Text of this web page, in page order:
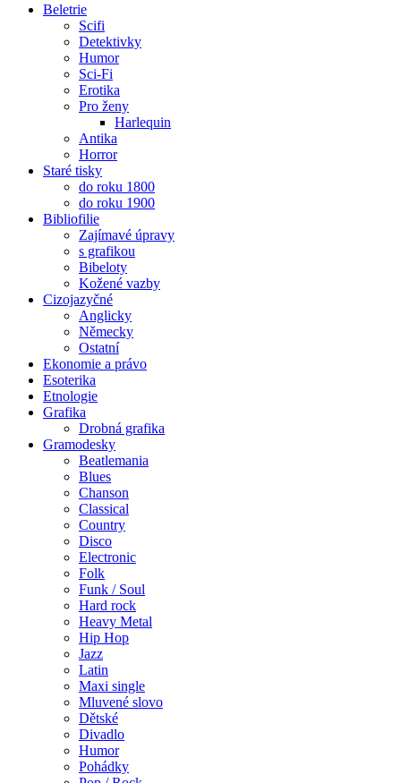
Beletrie
Scifi
Detektivky
Humor
Sci-Fi
Erotika
Pro ženy
Harlequin
Antika
Horror
Staré tisky
do roku 1800
do roku 1900
Bibliofilie
Zajímavé úpravy
s grafikou
Bibeloty
Kožené vazby
Cizojazyčné
Anglicky
Německy
Ostatní
Ekonomie a právo
Esoterika
Etnologie
Grafika
Drobná grafika
Gramodesky
Beatlemania
Blues
Chanson
Classical
Country
Disco
Electronic
Folk
Funk / Soul
Hard rock
Heavy Metal
Hip Hop
Jazz
Latin
Maxi single
Mluvené slovo
Dětské
Divadlo
Humor
Pohádky